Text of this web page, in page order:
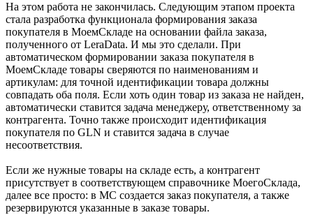
На этом работа не закончилась. Следующим этапом проекта
стала разработка функционала формирования заказа
покупателя в МоемСкладе на основании файла заказа,
полученного от LeraData. И мы это сделали. При
автоматическом формировании заказа покупателя в
МоемСкладе товары сверяются по наименованиям и
артикулам: для точной идентификации товара должны
совпадать оба поля. Если хоть один товар из заказа не найден,
автоматически ставится задача менеджеру, ответственному за
контрагента. Точно также происходит идентификация
покупателя по GLN и ставится задача в случае
несоответствия.
Если же нужные товары на складе есть, а контрагент
присутствует в соответствующем справочнике МоегоСклада,
далее все просто: в МС создается заказ покупателя, а также
резервируются указанные в заказе товары.